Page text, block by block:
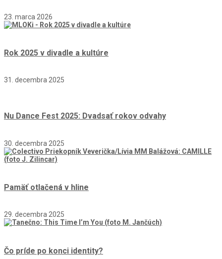
23. marca 2026
Rok 2025 v divadle a kultúre
31. decembra 2025
Nu Dance Fest 2025: Dvadsať rokov odvahy
30. decembra 2025
Pamäť otlačená v hline
29. decembra 2025
Čo príde po konci identity?